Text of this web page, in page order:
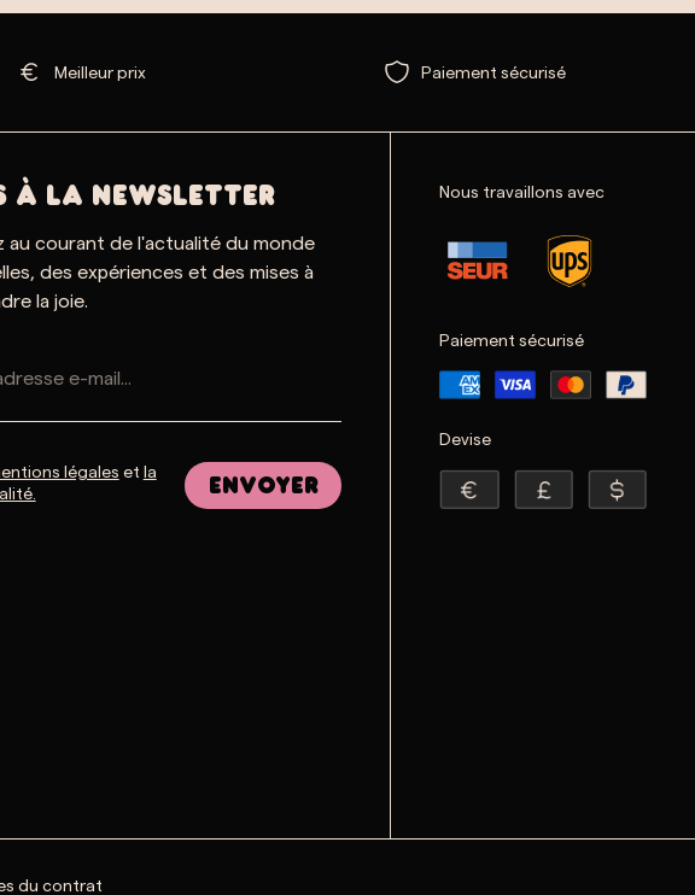
Meilleur prix Paiement sécurisé
À LA NEWSLETTER
au courant de l'actualité du monde
des expériences et des mises à
la joie.
légales et la
Envoyer
Nous travaillons avec
Paiement sécurisé
Devise
du contrat